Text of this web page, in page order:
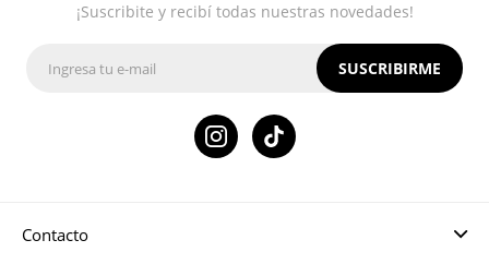
Contacto
¡Suscribite y recibí todas nuestras novedades!
SUSCRIBIRME
